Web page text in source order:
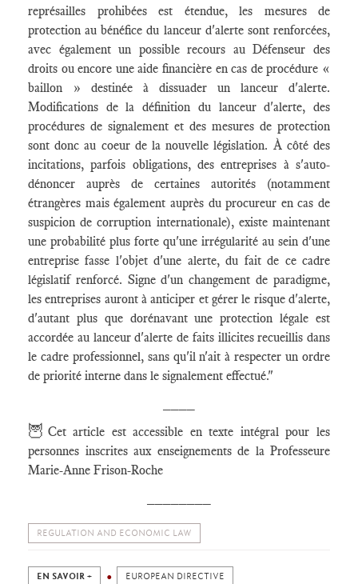
représailles prohibées est étendue, les mesures de
protection au bénéfice du lanceur d'alerte sont renforcées,
avec également un possible recours au Défenseur des
droits ou encore une aide financière en cas de procédure «
baillon » destinée à dissuader un lanceur d'alerte.
Modifications de la définition du lanceur d'alerte, des
procédures de signalement et des mesures de protection
sont donc au coeur de la nouvelle législation. À côté des
incitations, parfois obligations, des entreprises à s'auto-
dénoncer auprès de certaines autorités (notamment
étrangères mais également auprès du procureur en cas de
suspicion de corruption internationale), existe maintenant
une probabilité plus forte qu'une irrégularité au sein d'une
entreprise fasse l'objet d'une alerte, du fait de ce cadre
législatif renforcé. Signe d'un changement de paradigme,
les entreprises auront à anticiper et gérer le risque d'alerte,
d'autant plus que dorénavant une protection légale est
accordée au lanceur d'alerte de faits illicites recueillis dans
le cadre professionnel, sans qu'il n'ait à respecter un ordre
de priorité interne dans le signalement effectué."
🦉 Cet article est accessible en texte intégral pour les
personnes inscrites aux enseignements de la Professeure
Marie-Anne Frison-Roche
REGULATION AND ECONOMIC LAW
EN SAVOIR + EUROPEAN DIRECTIVE